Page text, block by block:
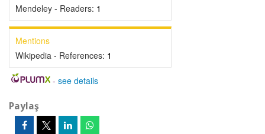
Mendeley - Readers: 1
Mentions
Wikipedia - References: 1
- see details
Paylaş